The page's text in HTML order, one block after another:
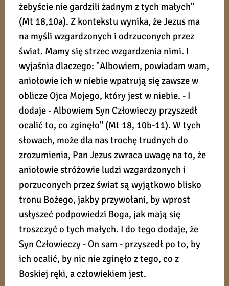
żebyście nie gardzili żadnym z tych małych"
(Mt 18,10a). Z kontekstu wynika, że Jezus ma
na myśli wzgardzonych i odrzuconych przez
świat. Mamy się strzec wzgardzenia nimi. I
wyjaśnia dlaczego: "Albowiem, powiadam wam,
aniołowie ich w niebie wpatrują się zawsze w
oblicze Ojca Mojego, który jest w niebie. - I
dodaje - Albowiem Syn Człowieczy przyszedł
ocalić to, co zginęło" (Mt 18, 10b-11). W tych
słowach, może dla nas trochę trudnych do
zrozumienia, Pan Jezus zwraca uwagę na to, że
aniołowie stróżowie ludzi wzgardzonych i
porzuconych przez świat są wyjątkowo blisko
tronu Bożego, jakby przywołani, by wprost
usłyszeć podpowiedzi Boga, jak mają się
troszczyć o tych małych. I do tego dodaje, że
Syn Człowieczy - On sam - przyszedł po to, by
ich ocalić, by nic nie zginęło z tego, co z
Boskiej ręki, a człowiekiem jest.